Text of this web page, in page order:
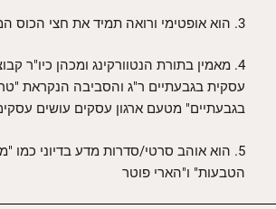
3. הוא אופטימי ורואה תמיד את חצי הכוס המלאה
4. מאמין בתורת הנטוורקינג ומכהן כיו"ר
עסקית בגבעתיים ר"ג והסביבה הנקראת
בגבעתיים" מטעם ארגון עסקים עושים
5. הוא אוהב סרטי/סדרות מדע בדיוני
הטבעות" ו"הארי פוטר